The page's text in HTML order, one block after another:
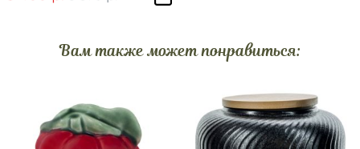
Вам также может понравиться: